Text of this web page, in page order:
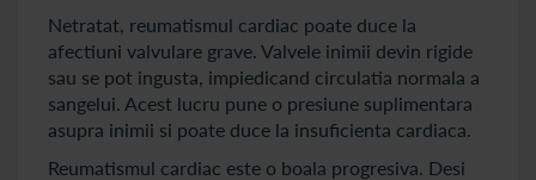
Netratat, reumatismul cardiac poate duce la
afectiuni valvulare grave. Valvele inimii devin rigide
sau se pot ingusta, impiedicand circulatia normala a
sangelui. Acest lucru pune o presiune suplimentara
asupra inimii si poate duce la insuficienta cardiaca.
Reumatismul cardiac este o boala progresiva. Desi